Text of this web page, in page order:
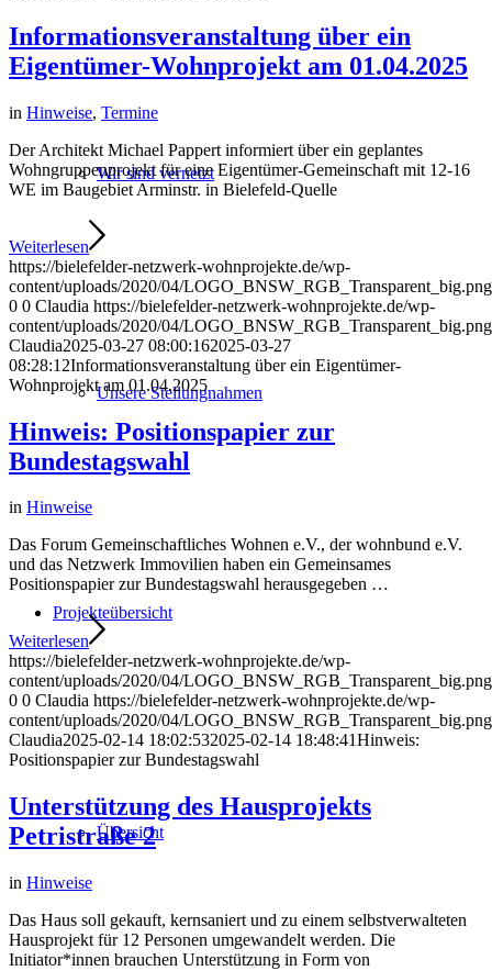
Wir sind vernetzt
Unsere Stellungnahmen
Projekteübersicht
Übersicht
Informationsveranstaltung über ein
Eigentümer-Wohnprojekt am 01.04.2025
in Hinweise, Termine
Der Architekt Michael Pappert informiert über ein geplantes
Wohngruppenprojekt für eine Eigentümer-Gemeinschaft mit 12-16
WE im Baugebiet Arminstr. in Bielefeld-Quelle
Weiterlesen
https://bielefelder-netzwerk-wohnprojekte.de/wp-
content/uploads/2020/04/LOGO_BNSW_RGB_Transparent_big.png
0 0 Claudia https://bielefelder-netzwerk-wohnprojekte.de/wp-
content/uploads/2020/04/LOGO_BNSW_RGB_Transparent_big.png
Claudia2025-03-27 08:00:162025-03-27
08:28:12Informationsveranstaltung über ein Eigentümer-
Wohnprojekt am 01.04.2025
Hinweis: Positionspapier zur
Bundestagswahl
in Hinweise
Das Forum Gemeinschaftliches Wohnen e.V., der wohnbund e.V.
und das Netzwerk Immovilien haben ein Gemeinsames
Positionspapier zur Bundestagswahl herausgegeben …
Weiterlesen
https://bielefelder-netzwerk-wohnprojekte.de/wp-
content/uploads/2020/04/LOGO_BNSW_RGB_Transparent_big.png
0 0 Claudia https://bielefelder-netzwerk-wohnprojekte.de/wp-
content/uploads/2020/04/LOGO_BNSW_RGB_Transparent_big.png
Claudia2025-02-14 18:02:532025-02-14 18:48:41Hinweis:
Positionspapier zur Bundestagswahl
Unterstützung des Hausprojekts
Petristraße 2
in Hinweise
Das Haus soll gekauft, kernsaniert und zu einem selbstverwalteten
Hausprojekt für 12 Personen umgewandelt werden. Die
Initiator*innen brauchen Unterstützung in Form von